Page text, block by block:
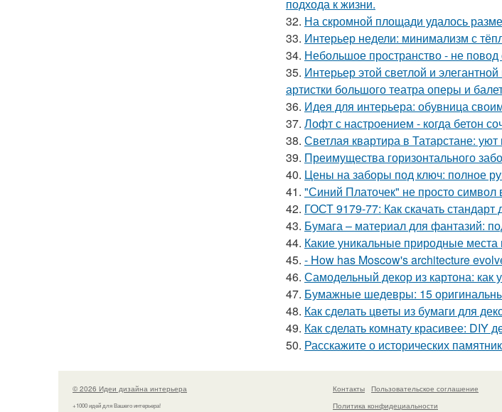
подхода к жизни.
32. На скромной площади удалось
33. Интерьер недели: минимализм с
34. Небольшое пространство - не повод
35. Интерьер этой светлой и
артистки большого театра оперы и
36. Идея для интерьера: обувница
37. Лофт с настроением - когда бетон
38. Светлая квартира в Татарстане:
39. Преимущества горизонтального
40. Цены на заборы под ключ: полное
41. "Синий Платочек" не просто символ
42. ГОСТ 9179-77: Как скачать
43. Бумага – материал для фантазий:
44. Какие уникальные природные
45. - How has Moscow's architecture
46. Самодельный декор из картона: как
47. Бумажные шедевры: 15
48. Как сделать цветы из бумаги для
49. Как сделать комнату красивее: DIY
50. Расскажите о исторических
© 2026 Идеи дизайна интерьера
+1000 идей для Вашего интерьера!
Контакты
Пользовательское соглашение
Политика конфидециальности